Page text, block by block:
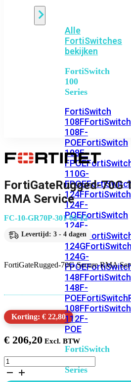
Alle
FortiSwitches
bekijken
FortiSwitch
100
Series
FortiSwitch
108FFortiSwitch
108F-
POEFortiSwitch
108F-
FPOE
110G-
FPOE
124FFortiSwitch
124F-
POEFortiSwitch
124F-
FPOE
124GFortiSwitch
124G-
FPOE
148FFortiSwitch
148F-
POE
108F
112F-
POE
FortiSwitch
200
Series
FortiGateRugged-70G
RMA Service
FC-10-GR70P-301-02-12
Levertijd: 3 - 4 dagen
FortiGateRugged-70G Secure RMA
Korting: € 22,80
€ 206,20
FortiGateRugged-
70G